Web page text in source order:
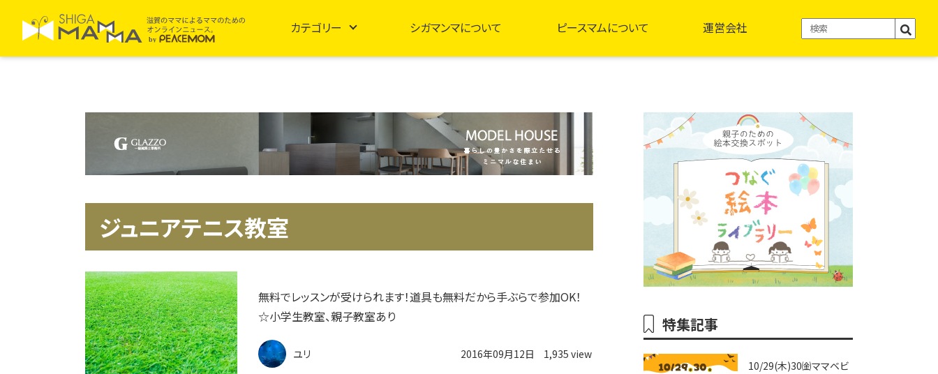
カテゴリー シガマンマについて ピースマムについて 運営会社
ジュニアテニス教室
無料でレッスンが受けられます！道具も無料だから手ぶらで参加OK！
☆小学生教室、親子教室あり
ユリ 2016年09月12日 1,935 view
特集記事
10/29(木)30㈮ママベビ